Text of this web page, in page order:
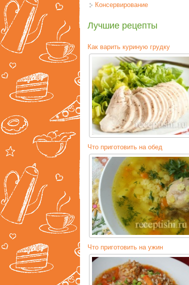
Консервирование
Лучшие рецепты
Как варить куриную грудку
Что приготовить на обед
Что приготовить на ужин